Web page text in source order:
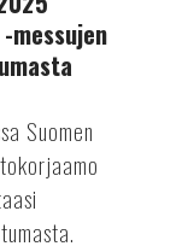
messujen
Suomen